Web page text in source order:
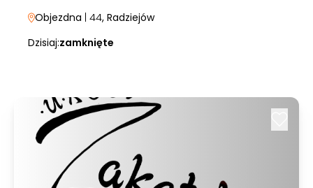
Objezdna | 44, Radziejów
Dzisiaj:zamknięte